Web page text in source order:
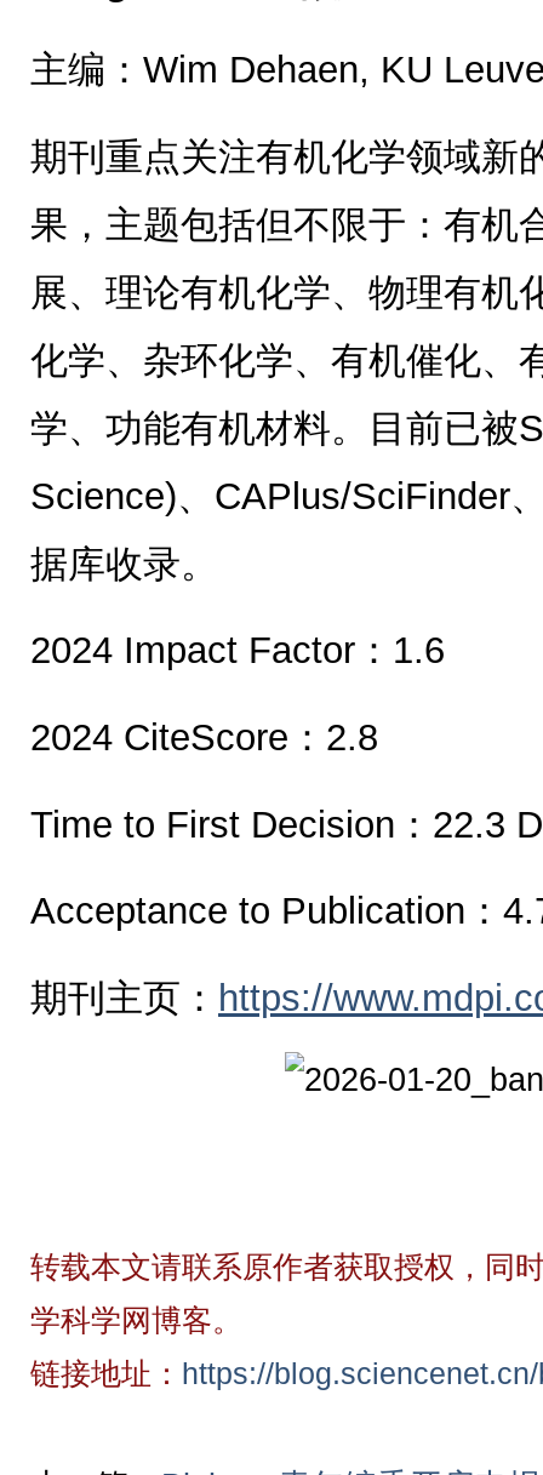
主编：Wim Dehaen, KU
期刊重点关注有机化学领域新
果，主题包括但不限于：有机
展、理论有机化学、物理有机
化学、杂环化学、有机催化、
学、功能有机材料。目前已被
Science)、CAPlus/SciFinder
据库收录。
2024 Impact Factor：1.6
2024 CiteScore：2.8
Time to First Decision：22.3
Acceptance to Publication：
期刊主页： https://
转载本文请联系原作者获取授权，同
学科学网博客。
链接地址： https://